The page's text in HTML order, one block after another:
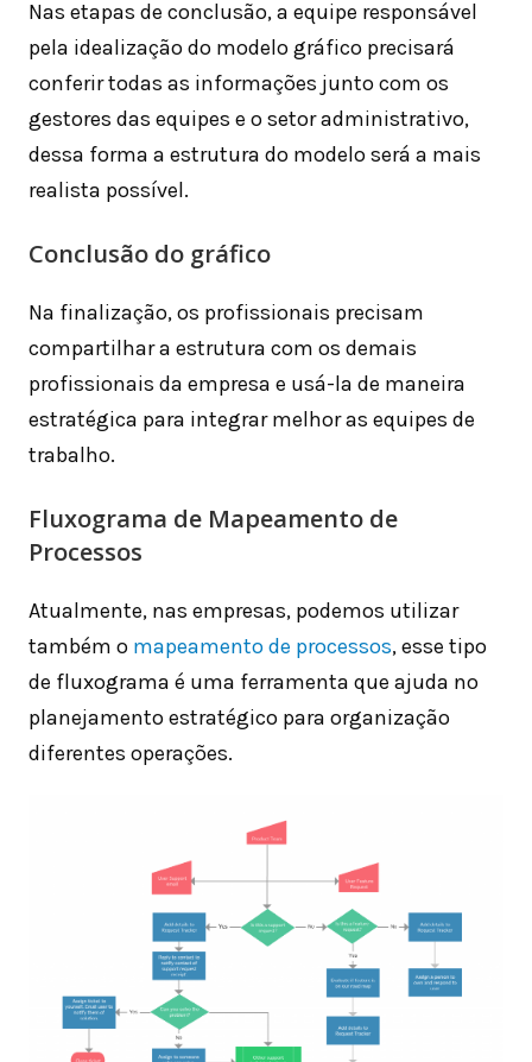
Nas etapas de conclusão, a equipe responsável
pela idealização do modelo gráfico precisará
conferir todas as informações junto com os
gestores das equipes e o setor administrativo,
dessa forma a estrutura do modelo será a mais
realista possível.
Conclusão do gráfico
Na finalização, os profissionais precisam
compartilhar a estrutura com os demais
profissionais da empresa e usá-la de maneira
estratégica para integrar melhor as equipes de
trabalho.
Fluxograma de Mapeamento de
Processos
Atualmente, nas empresas, podemos utilizar
também o mapeamento de processos, esse tipo
de fluxograma é uma ferramenta que ajuda no
planejamento estratégico para organização
diferentes operações.